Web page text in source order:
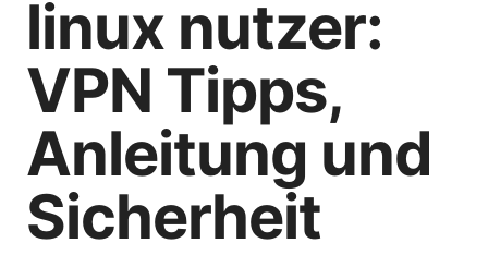
linux nutzer:
VPN Tipps,
Anleitung und
Sicherheit